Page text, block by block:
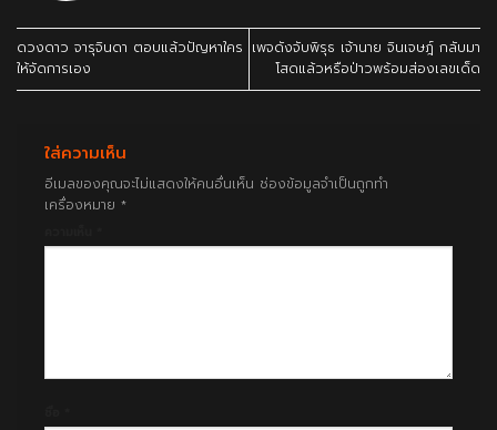
ดวงดาว จารุจินดา ตอบแล้วปัญหาใคร
ให้จัดการเอง
เพจดังจับพิรุธ เจ้านาย จินเจษฎ์ กลับมา
โสดแล้วหรือป่าวพร้อมส่องเลขเด็ด
ใส่ความเห็น
อีเมลของคุณจะไม่แสดงให้คนอื่นเห็น ช่องข้อมูลจำเป็นถูกทำ
เครื่องหมาย *